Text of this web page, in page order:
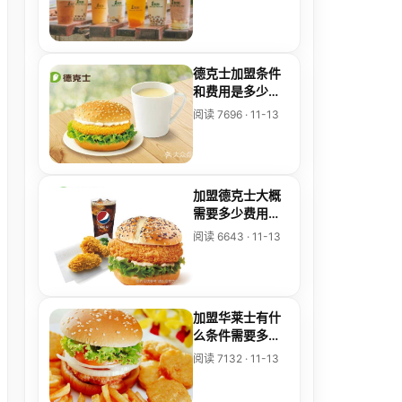
德克士加盟条件
和费用是多少
呢，德克士加盟
阅读 7696 · 11-13
加盟德克士大概
需要多少费用，
加盟德克士赚钱
阅读 6643 · 11-13
加盟华莱士有什
么条件需要多少
钱，加盟华莱士
阅读 7132 · 11-13